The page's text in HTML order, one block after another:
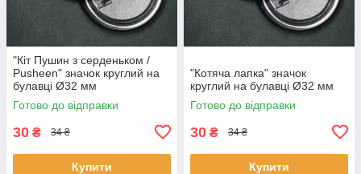
"Кіт Пушин з серденьком /
Pusheen" значок круглий на
булавці Ø32 мм
Готово до відправки
30 ₴ 34 ₴
Купити
"Котяча лапка" значок
круглий на булавці Ø32 мм
Готово до відправки
30 ₴ 34 ₴
Купити